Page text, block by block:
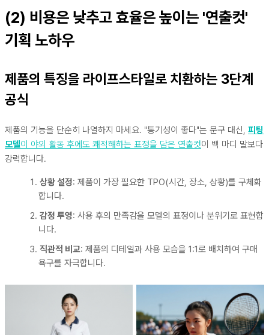
(2) 비용은 낮추고 효율은 높이는 '연출컷'
기획 노하우
제품의 특징을 라이프스타일로 치환하는 3단계
공식
제품의 기능을 단순히 나열하지 마세요. "통기성이 좋다"는 문구 대신, 피팅
모델이 야외 활동 후에도 쾌적해하는 표정을 담은 연출컷이 백 마디 말보다
강력합니다.
상황 설정: 제품이 가장 필요한 TPO(시간, 장소, 상황)를 구체화
합니다.
감정 투영: 사용 후의 만족감을 모델의 표정이나 분위기로 표현합
니다.
직관적 비교: 제품의 디테일과 사용 모습을 1:1로 배치하여 구매
욕구를 자극합니다.